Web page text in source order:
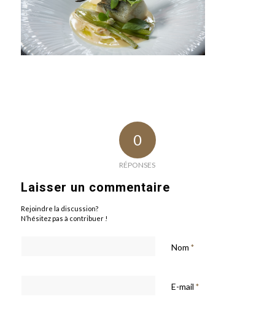
0
RÉPONSES
Laisser un commentaire
Rejoindre la discussion?
N’hésitez pas à contribuer !
Nom *
E-mail *